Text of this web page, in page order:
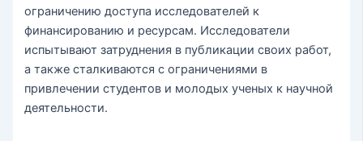
ограничению доступа исследователей к
финансированию и ресурсам. Исследователи
испытывают затруднения в публикации своих работ,
а также сталкиваются с ограничениями в
привлечении студентов и молодых ученых к научной
деятельности.